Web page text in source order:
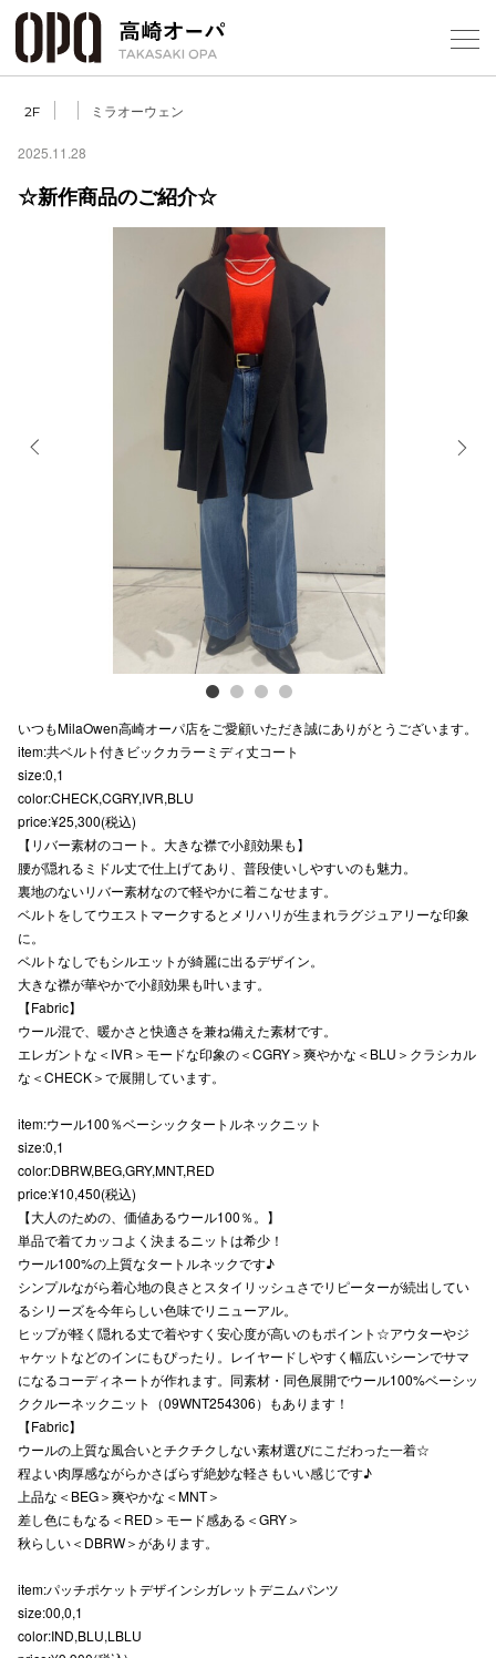
2F ミラオーウェン
2025.11.28
☆新作商品のご紹介☆
いつもMilaOwen高崎オーパ店をご愛顧いただき誠にありがとうございます。
item:共ベルト付きビックカラーミディ丈コート
size:0,1
color:CHECK,CGRY,IVR,BLU
price:¥25,300(税込)
【リバー素材のコート。大きな襟で小顔効果も】
腰が隠れるミドル丈で仕上げてあり、普段使いしやすいのも魅力。
裏地のないリバー素材なので軽やかに着こなせます。
ベルトをしてウエストマークするとメリハリが生まれラグジュアリーな印象
に。
ベルトなしでもシルエットが綺麗に出るデザイン。
大きな襟が華やかで小顔効果も叶います。
【Fabric】
ウール混で、暖かさと快適さを兼ね備えた素材です。
エレガントな＜IVR＞モードな印象の＜CGRY＞爽やかな＜BLU＞クラシカル
な＜CHECK＞で展開しています。
item:ウール100％ベーシックタートルネックニット
size:0,1
color:DBRW,BEG,GRY,MNT,RED
price:¥10,450(税込)
【大人のための、価値あるウール100％。】
単品で着てカッコよく決まるニットは希少！
ウール100%の上質なタートルネックです♪
シンプルながら着心地の良さとスタイリッシュさでリピーターが続出してい
るシリーズを今年らしい色味でリニューアル。
ヒップが軽く隠れる丈で着やすく安心度が高いのもポイント☆アウターやジ
ャケットなどのインにもぴったり。レイヤードしやすく幅広いシーンでサマ
になるコーディネートが作れます。同素材・同色展開でウール100%ベーシッ
ククルーネックニット（09WNT254306）もあります！
【Fabric】
ウールの上質な風合いとチクチクしない素材選びにこだわった一着☆
程よい肉厚感ながらかさばらず絶妙な軽さもいい感じです♪
上品な＜BEG＞爽やかな＜MNT＞
差し色にもなる＜RED＞モード感ある＜GRY＞
秋らしい＜DBRW＞があります。
item:パッチポケットデザインシガレットデニムパンツ
size:00,0,1
color:IND,BLU,LBLU
お問い合わせ
横浜ビ